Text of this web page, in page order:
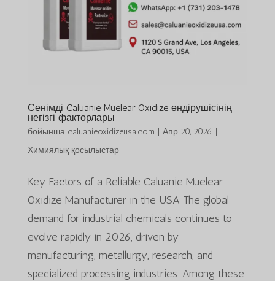
Сенімді Caluanie Muelear Oxidize өндірушісінің
негізгі факторлары
бойынша caluanieoxidizeusa.com | Апр 20, 2026 |
Химиялық қосылыстар
Key Factors of a Reliable Caluanie Muelear
Oxidize Manufacturer in the USA The global
demand for industrial chemicals continues to
evolve rapidly in 2026, driven by
manufacturing, metallurgy, research, and
specialized processing industries. Among these